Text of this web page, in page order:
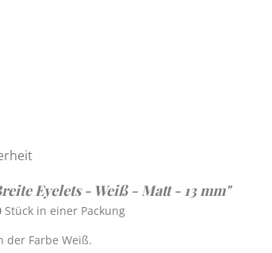
Eyelets - Weiß - Matt - 13 mm"
Stück in einer Packung
der Farbe Weiß.